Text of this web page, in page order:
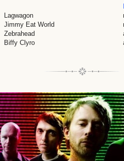
Lagwagon
Jimmy Eat World
Zebrahead
Biffy Clyro